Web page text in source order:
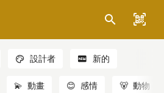
設計者 新的
💫 動畫 😊 感情 🐻 動物